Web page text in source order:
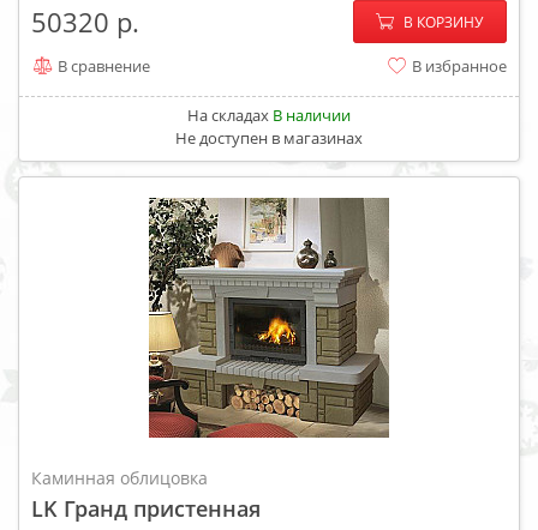
50320 − +
В КОРЗИНУ
В сравнение В избранное
На складах В наличии
Не доступен в магазинах
Каминная облицовка
LK Гранд пристенная